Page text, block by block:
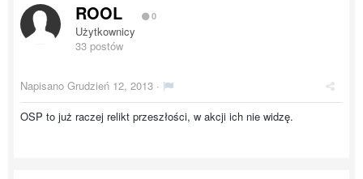
ROOL 0
Użytkownicy
33 postów
Napisano Grudzień 12, 2013 ·
OSP to już raczej relikt przeszłości, w akcji ich nie widzę.